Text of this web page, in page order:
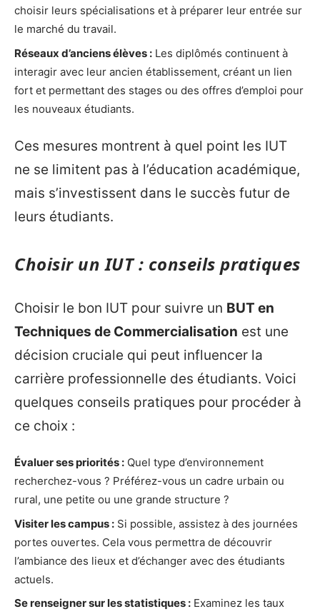
choisir leurs spécialisations et à préparer leur entrée sur
le marché du travail.
Réseaux d’anciens élèves : Les diplômés continuent à
interagir avec leur ancien établissement, créant un lien
fort et permettant des stages ou des offres d’emploi pour
les nouveaux étudiants.
Ces mesures montrent à quel point les IUT
ne se limitent pas à l’éducation académique,
mais s’investissent dans le succès futur de
leurs étudiants.
Choisir un IUT : conseils pratiques
Choisir le bon IUT pour suivre un BUT en
Techniques de Commercialisation est une
décision cruciale qui peut influencer la
carrière professionnelle des étudiants. Voici
quelques conseils pratiques pour procéder à
ce choix :
Évaluer ses priorités : Quel type d’environnement
recherchez-vous ? Préférez-vous un cadre urbain ou
rural, une petite ou une grande structure ?
Visiter les campus : Si possible, assistez à des journées
portes ouvertes. Cela vous permettra de découvrir
l’ambiance des lieux et d’échanger avec des étudiants
actuels.
Se renseigner sur les statistiques : Examinez les taux